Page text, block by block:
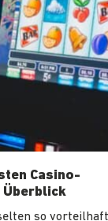
Casino-
Überblick
so